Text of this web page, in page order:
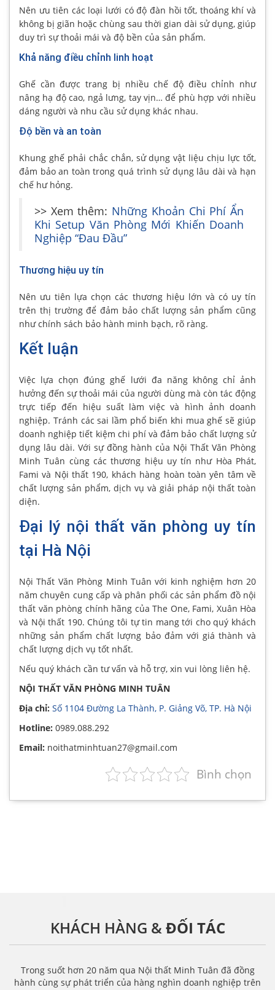
Nên ưu tiên các loại lưới có độ đàn hồi tốt, thoáng khí và
không bị giãn hoặc chùng sau thời gian dài sử dụng, giúp
duy trì sự thoải mái và độ bền của sản phẩm.
Khả năng điều chỉnh linh hoạt
Ghế cần được trang bị nhiều chế độ điều chỉnh như
nâng hạ độ cao, ngả lưng, tay vịn… để phù hợp với nhiều
dáng người và nhu cầu sử dụng khác nhau.
Độ bền và an toàn
Khung ghế phải chắc chắn, sử dụng vật liệu chịu lực tốt,
đảm bảo an toàn trong quá trình sử dụng lâu dài và hạn
chế hư hỏng.
>> Xem thêm: Những Khoản Chi Phí Ẩn
Khi Setup Văn Phòng Mới Khiến Doanh
Nghiệp “Đau Đầu”
Thương hiệu uy tín
Nên ưu tiên lựa chọn các thương hiệu lớn và có uy tín
trên thị trường để đảm bảo chất lượng sản phẩm cũng
như chính sách bảo hành minh bạch, rõ ràng.
Kết luận
Việc lựa chọn đúng ghế lưới đa năng không chỉ ảnh
hưởng đến sự thoải mái của người dùng mà còn tác động
trực tiếp đến hiệu suất làm việc và hình ảnh doanh
nghiệp. Tránh các sai lầm phổ biến khi mua ghế sẽ giúp
doanh nghiệp tiết kiệm chi phí và đảm bảo chất lượng sử
dụng lâu dài. Với sự đồng hành của Nội Thất Văn Phòng
Minh Tuân cùng các thương hiệu uy tín như Hòa Phát,
Fami và Nội thất 190, khách hàng hoàn toàn yên tâm về
chất lượng sản phẩm, dịch vụ và giải pháp nội thất toàn
diện.
Đại lý nội thất văn phòng uy tín
tại Hà Nội
Nội Thất Văn Phòng Minh Tuân với kinh nghiệm hơn 20
năm chuyên cung cấp và phân phối các sản phẩm đồ nội
thất văn phòng chính hãng của The One, Fami, Xuân Hòa
và Nội thất 190. Chúng tôi tự tin mang tới cho quý khách
những sản phẩm chất lượng bảo đảm với giá thành và
chất lượng dịch vụ tốt nhất.
Nếu quý khách cần tư vấn và hỗ trợ, xin vui lòng liên hệ.
NỘI THẤT VĂN PHÒNG MINH TUÂN
Địa chỉ: Số 1104 Đường La Thành, P. Giảng Võ, TP. Hà Nội
Hotline: 0989.088.292
Email: noithatminhtuan27@gmail.com
Bình chọn
KHÁCH HÀNG & ĐỐI TÁC
Trong suốt hơn 20 năm qua Nội thất Minh Tuân đã đồng
hành cùng sự phát triển của hàng nghìn doanh nghiệp trên